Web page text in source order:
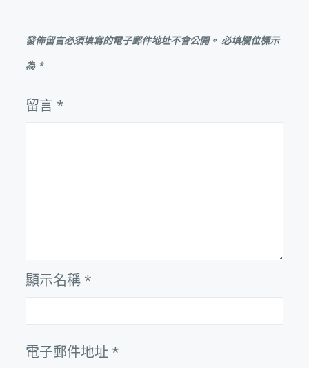
發佈留言必須填寫的電子郵件地址不會公開。 必填欄位標示
為 *
留言 *
顯示名稱 *
電子郵件地址 *